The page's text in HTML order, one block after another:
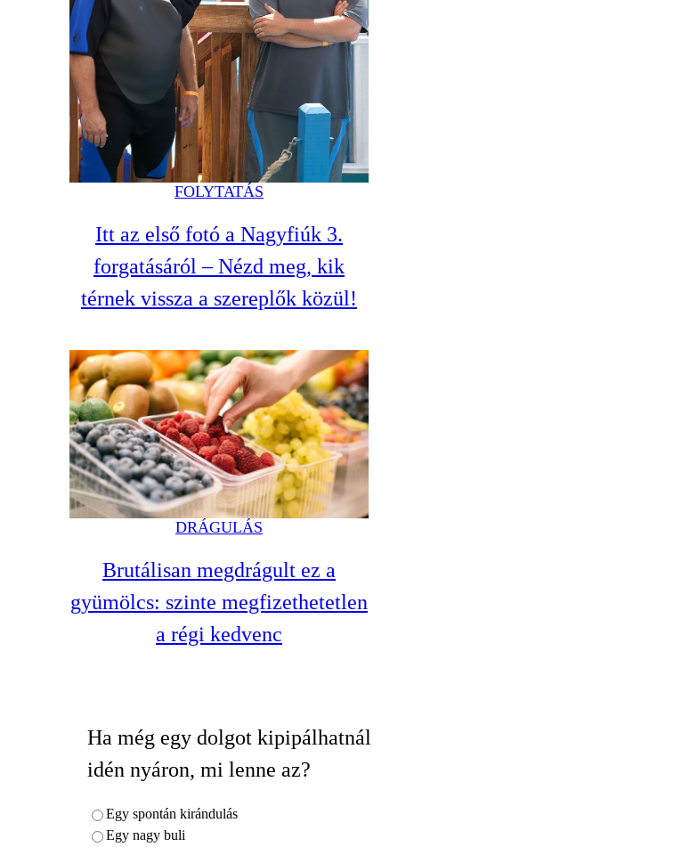
FOLYTATÁS
Itt az első fotó a Nagyfiúk 3.
forgatásáról – Nézd meg, kik
térnek vissza a szereplők közül!
DRÁGULÁS
Brutálisan megdrágult ez a
gyümölcs: szinte megfizethetetlen
a régi kedvenc
Ha még egy dolgot kipipálhatnál
idén nyáron, mi lenne az?
Egy spontán kirándulás
Egy nagy buli